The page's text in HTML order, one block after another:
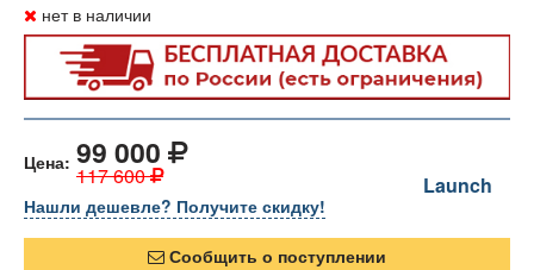
нет в наличии
Цена: 99 000
117 600 Launch
Нашли дешевле? Получите скидку!
Сообщить о поступлении